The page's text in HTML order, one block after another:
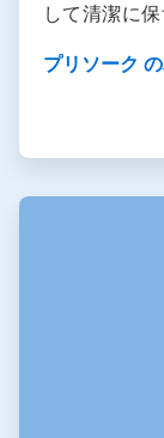
して清潔に保
プリソーク
ArticleTile